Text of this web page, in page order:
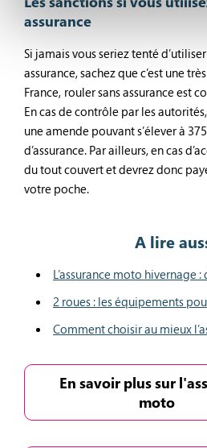
assurance
Si jamais vous seriez tenté
assurance, sachez que c’est une
France, rouler sans assurance est
En cas de contrôle par les
une amende pouvant s’élever à
d’assurance. Par ailleurs, en cas
du tout couvert et devrez donc
votre poche.
A lire
L’assurance moto hivernage :
2 roues : les équipements
Comment choisir au mieux
En savoir plus sur
moto